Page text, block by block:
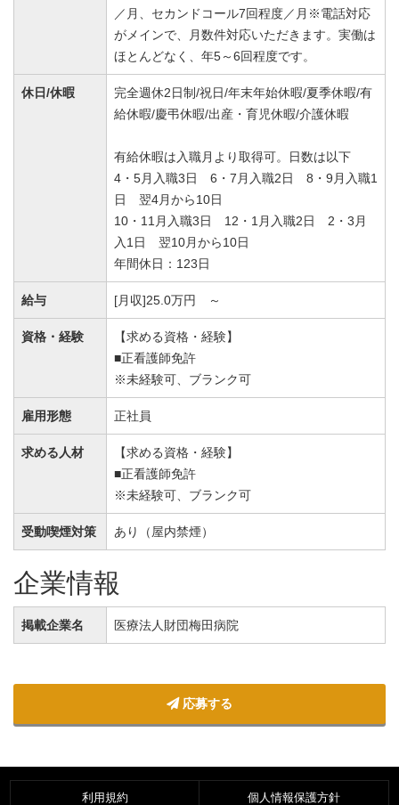
／月、セカンドコール7回程度／月※電話対応
がメインで、月数件対応いただきます。実働は
ほとんどなく、年5～6回程度です。
休日/休暇
完全週休2日制/祝日/年末年始休暇/夏季休暇/有
給休暇/慶弔休暇/出産・育児休暇/介護休暇
有給休暇は入職月より取得可。日数は以下
4・5月入職3日 6・7月入職2日 8・9月入職1
日 翌4月から10日
10・11月入職3日 12・1月入職2日 2・3月
入1日 翌10月から10日
年間休日：123日
給与 [月収]25.0万円 ～
資格・経験
【求める資格・経験】
■正看護師免許
※未経験可、ブランク可
雇用形態 正社員
求める人材
【求める資格・経験】
■正看護師免許
※未経験可、ブランク可
受動喫煙対策 あり（屋内禁煙）
企業情報
掲載企業名 医療法人財団梅田病院
応募する
利用規約 個人情報保護方針